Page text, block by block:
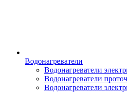
Водонагреватели
Водонагреватели
Водонагреватели
Водонагреватели